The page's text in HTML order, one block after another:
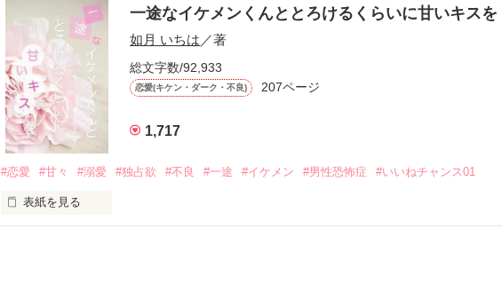
✨.ﾟ･*..☆.｡.:*✨.☆.｡.:. *:ﾟ✨.ﾟ･*..☆.｡.:*✨
人見知りだけど優しい無自覚だけどモテる
冴木澪-SaekiMio
×
基本女子に冷たいのに澪にはわんこ男子になる
篠宮光-ShinomiyaHikaru
✨.ﾟ･*..☆.｡.:*✨.☆.｡.:. *:ﾟ✨.ﾟ･*..☆.｡.:*✨
一途なイケメンくんととろけるくらいに甘いキスを
如月 いちは ／著
総文字数/92,933
恋愛(キケン・ダーク・不良) 207ページ
1,717
#恋愛 #甘々 #溺愛 #独占欲 #不良 #一途 #イケメン #男性恐怖症 #いいねチャンス01
表紙を見る